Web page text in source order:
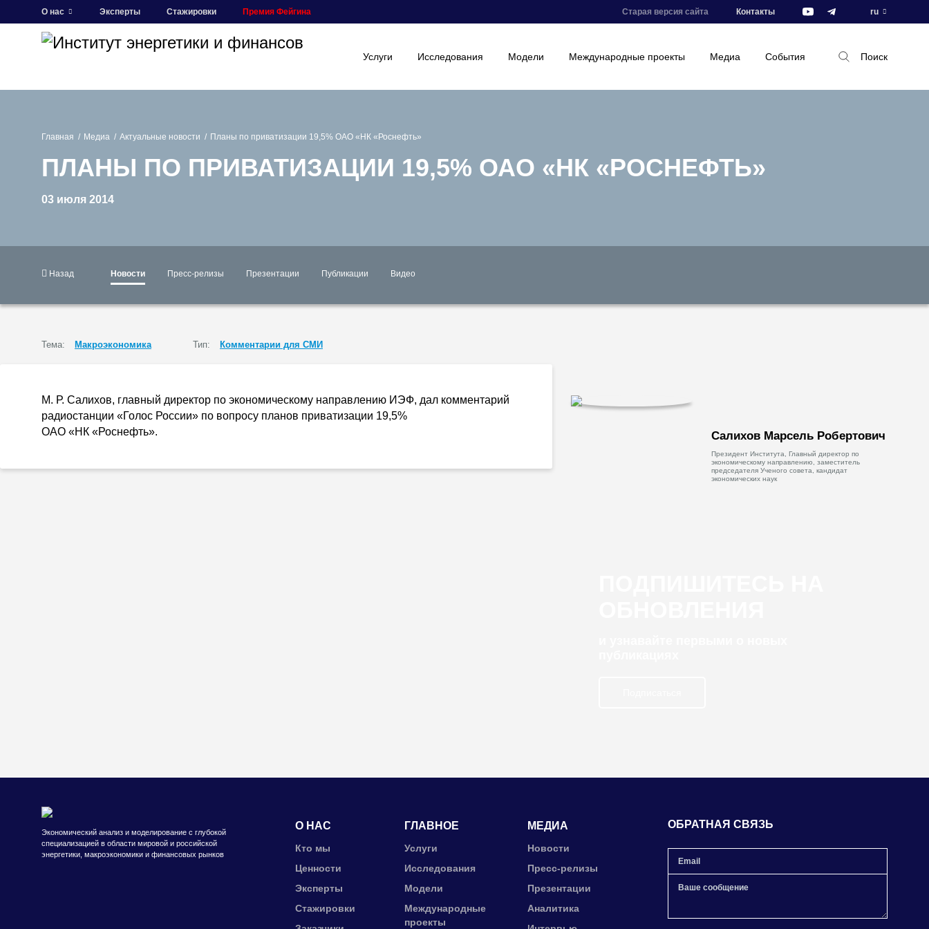
О нас Эксперты Стажировки Премия Фейгина Старая версия сайта Контакты ru
Услуги Исследования Модели Международные проекты Медиа События Поиск
Главная Медиа Актуальные новости Планы по приватизации 19,5% ОАО «НК «Роснефть»
ПЛАНЫ ПО ПРИВАТИЗАЦИИ 19,5% ОАО «НК «РОСНЕФТЬ»
03 июля 2014
Назад Новости Пресс-релизы Презентации Публикации Видео
Тема: Макроэкономика Тип: Комментарии для СМИ
М. Р. Салихов, главный директор по экономическому направлению ИЭФ, дал комментарий
радиостанции «Голос России» по вопросу планов приватизации 19,5%
ОАО «НК «Роснефть». Салихов Марсель Робертович
Президент Института, Главный директор по
экономическому направлению, заместитель
председателя Ученого совета, кандидат
экономических наук
Экономический анализ и моделирование с глубокой
специализацией в области мировой и российской
энергетики, макроэкономики и финансовых рынков
О НАС
Кто мы
Ценности
Эксперты
Стажировки
ГЛАВНОЕ
Услуги
Исследования
Модели
Международные
проекты
МЕДИА
Новости
Пресс-релизы
Презентации
Аналитика
ОБРАТНАЯ СВЯЗЬ